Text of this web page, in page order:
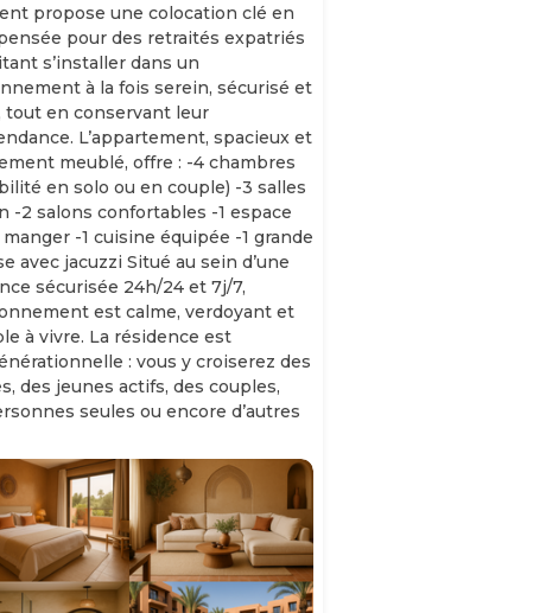
propose une colocation clé en
pour des retraités expatriés
s’installer dans un
à la fois serein, sécurisé et
tout en conservant leur
L’appartement, spacieux et
meublé, offre : -4 chambres
en solo ou en couple) -3 salles
-2 salons confortables -1 espace
manger -1 cuisine équipée -1 grande
avec jacuzzi Situé au sein d’une
sécurisée 24h/24 et 7j/7,
est calme, verdoyant et
à vivre. La résidence est
: vous y croiserez des
des jeunes actifs, des couples,
seules ou encore d’autres
11